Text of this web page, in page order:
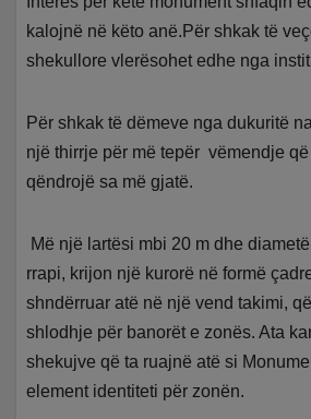
kalojnë në këto anë.Për shkak të
shekullore vlerësohet edhe nga
Për shkak të dëmeve nga dukuritë
një thirrje për më tepër vëmendje
qëndrojë sa më gjatë.
Më një lartësi mbi 20 m dhe
rrapi, krijon një kurorë në formë
shndërruar atë në një vend takimi,
shlodhje për banorët e zonës. Ata
shekujve që ta ruajnë atë si
element identiteti për zonën.